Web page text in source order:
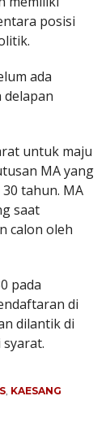
posisi
ada
delapan
untuk maju
MA yang
tahun. MA
saat
calon oleh
pada
di
dilantik di
, KAESANG